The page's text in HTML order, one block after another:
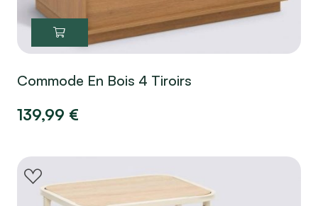
Commode En Bois 4 Tiroirs
139,99 €